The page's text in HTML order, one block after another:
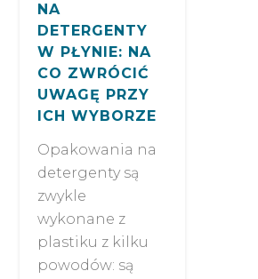
NA
DETERGENTY
W PŁYNIE: NA
CO ZWRÓCIĆ
UWAGĘ PRZY
ICH WYBORZE
Opakowania na
detergenty są
zwykle
wykonane z
plastiku z kilku
powodów: są